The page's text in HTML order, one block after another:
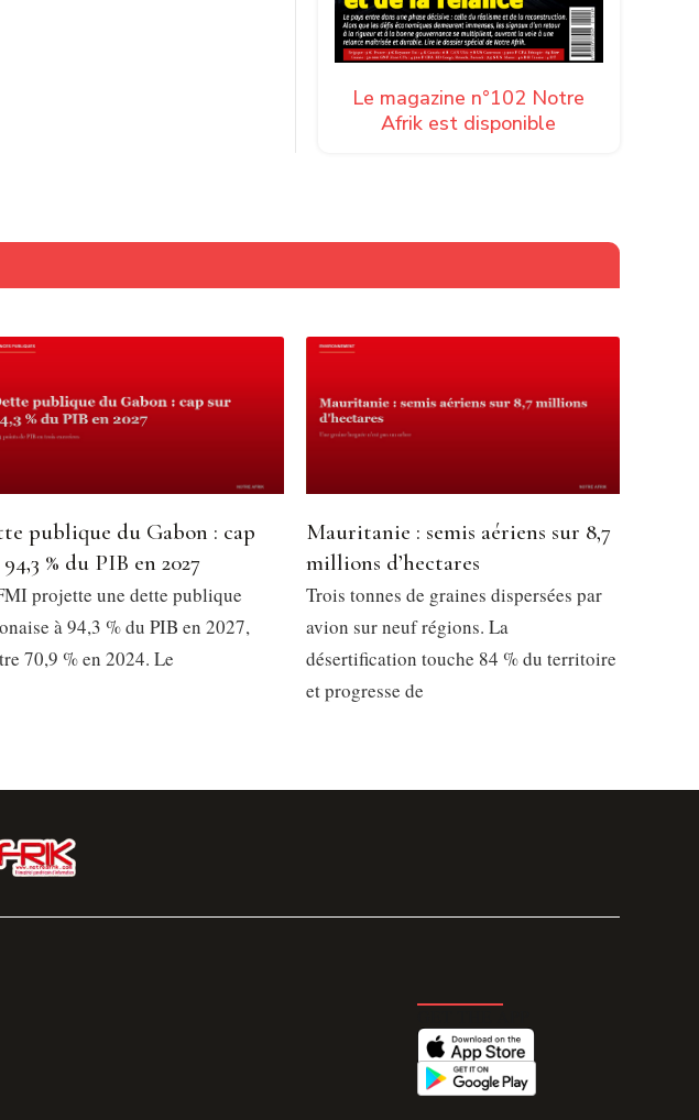
Le magazine n°102 Notre
Afrik est disponible
publique du Gabon : cap
% du PIB en 2027
projette une dette publique
à 94,3 % du PIB en 2027,
70,9 % en 2024. Le
Mauritanie : semis aériens sur 8,7
millions d’hectares
Trois tonnes de graines dispersées par
avion sur neuf régions. La
désertification touche 84 % du territoire
et progresse de